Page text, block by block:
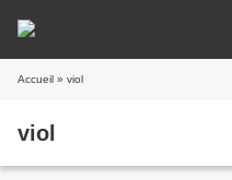
Accueil » viol
viol